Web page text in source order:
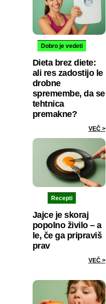
Dobro je vedeti
Dieta brez diete:
ali res zadostijo le
drobne
spremembe, da se
tehtnica
premakne?
VEČ >
Recepti
Jajce je skoraj
popolno živilo – a
le, če ga pripraviš
prav
VEČ >